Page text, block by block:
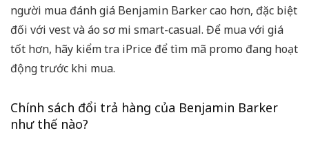
người mua đánh giá Benjamin Barker cao hơn, đặc biệt
đối với vest và áo sơ mi smart-casual. Để mua với giá
tốt hơn, hãy kiểm tra iPrice để tìm mã promo đang hoạt
động trước khi mua.
Chính sách đổi trả hàng của Benjamin Barker
như thế nào?